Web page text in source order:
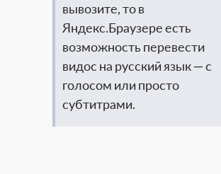
вывозите, то в
Яндекс.Браузере есть
возможность перевести
видос на русский язык — с
голосом или просто
субтитрами.